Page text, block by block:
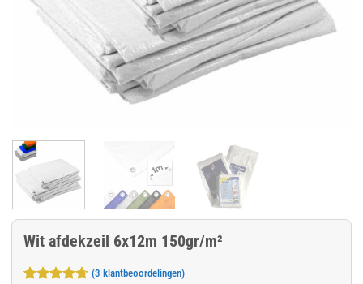
Wit afdekzeil 6x12m 150gr/m²
(3 klantbeoordelingen)